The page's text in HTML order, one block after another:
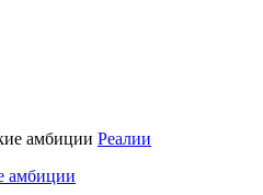
Реалии
амбиции